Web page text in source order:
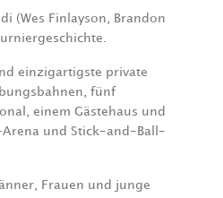
(Wes Finlayson, Brandon
einzigartigste private
fünf
einem Gästehaus und
und Stick-and-Ball-
Frauen und junge